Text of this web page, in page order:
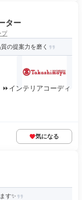
ター
の提案力を磨く
インテリアコーディ
気になる
す✨